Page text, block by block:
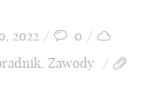
2022
0
Zawody